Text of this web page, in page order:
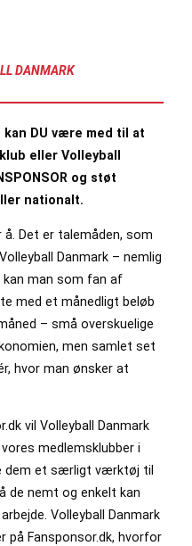
DANMARK
DU være med til at
eller Volleyball
og støt
nationalt.
Det er talemåden, som
Danmark – nemlig
kan man som fan af
med et månedligt beløb
– små overskuelige
men samlet set
hvor man ønsker at
vil Volleyball Danmark
medlemsklubber i
dem et særligt værktøj til
de nemt og enkelt kan
Volleyball Danmark
Fansponsor.dk, hvorfor